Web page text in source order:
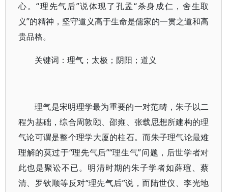
心。“理先气后”说体现了孔孟“杀身成仁，舍生取
义”的精神，坚守道义高于生命是儒家的一贯之道和高
贵品格。
关键词：理气；太极；阴阳；道义
理气是宋明理学最为重要的一对范畴，朱子以二
程为基础，综合周敦颐、邵雍、张载思想所建构的理
气论可谓是整个理学大厦的柱石。而朱子理气论最难
理解的莫过于“理先气后”“理生气”问题，后世学者对
此也是聚讼不已。明清时期的朱子学者如薛瑄、蔡
清、罗钦顺等反对“理先气后”说，而陆世仪、李光地